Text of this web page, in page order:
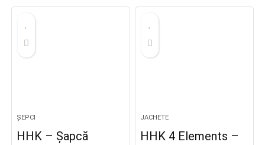
ȘEPCI
HHK – Șapcă
JACHETE
HHK 4 Elements –